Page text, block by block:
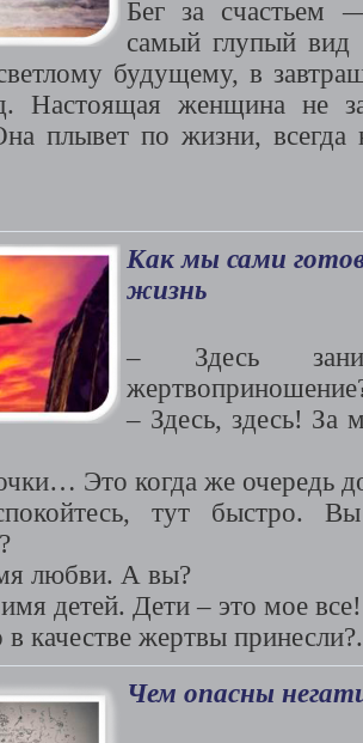
Бег за счастьем
самый глупый вид
будущему, в
Настоящая женщина не
плывет по жизни, всегда
Как мы сами
жизнь
– Здесь
– Здесь, здесь! За
Это когда же очередь
тут быстро.
любви. А вы?
детей. Дети – это мое все!
качестве жертвы
Чем опасны